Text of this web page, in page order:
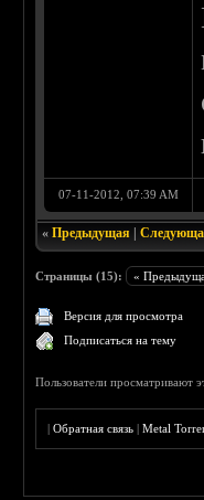
07-11-2012, 07:39 AM
«Предыдущая |
Страницы (15): «
Версия для просмотра
Подписаться на тему
Пользователи просматривают
|Обратная связь |Metal